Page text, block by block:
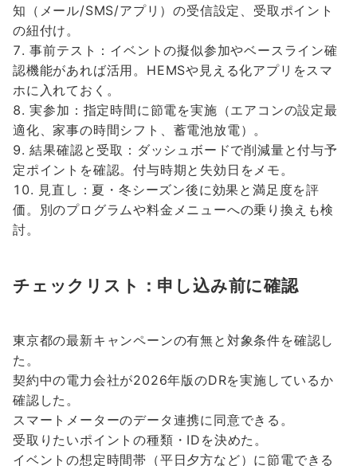
知（メール/SMS/アプリ）の受信設定、受取ポイント
の紐付け。
事前テスト：イベントの擬似参加やベースライン確
認機能があれば活用。HEMSや見える化アプリをスマ
ホに入れておく。
実参加：指定時間に節電を実施（エアコンの設定最
適化、家事の時間シフト、蓄電池放電）。
結果確認と受取：ダッシュボードで削減量と付与予
定ポイントを確認。付与時期と失効日をメモ。
見直し：夏・冬シーズン後に効果と満足度を評
価。別のプログラムや料金メニューへの乗り換えも検
討。
チェックリスト：申し込み前に確認
東京都の最新キャンペーンの有無と対象条件を確認し
た。
契約中の電力会社が2026年版のDRを実施しているか
確認した。
スマートメーターのデータ連携に同意できる。
受取りたいポイントの種類・IDを決めた。
イベントの想定時間帯（平日夕方など）に節電できる